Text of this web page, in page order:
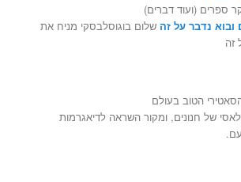
ספרים (ועוד דברים)
נדבר על זה שלום בוגוסלבסקי מניח את
זה
הטוב בעולם
של חנונים, ומקור השראה לדיאגרמות